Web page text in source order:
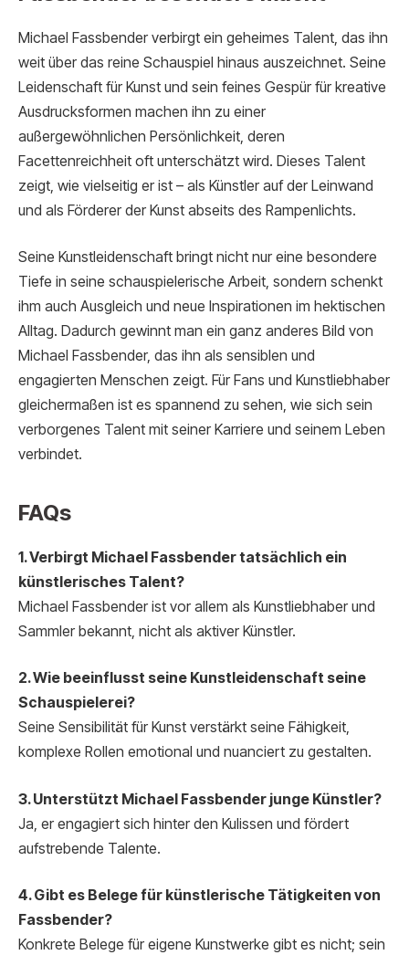
Michael Fassbender verbirgt ein geheimes Talent, das ihn
weit über das reine Schauspiel hinaus auszeichnet. Seine
Leidenschaft für Kunst und sein feines Gespür für kreative
Ausdrucksformen machen ihn zu einer
außergewöhnlichen Persönlichkeit, deren
Facettenreichheit oft unterschätzt wird. Dieses Talent
zeigt, wie vielseitig er ist – als Künstler auf der Leinwand
und als Förderer der Kunst abseits des Rampenlichts.
Seine Kunstleidenschaft bringt nicht nur eine besondere
Tiefe in seine schauspielerische Arbeit, sondern schenkt
ihm auch Ausgleich und neue Inspirationen im hektischen
Alltag. Dadurch gewinnt man ein ganz anderes Bild von
Michael Fassbender, das ihn als sensiblen und
engagierten Menschen zeigt. Für Fans und Kunstliebhaber
gleichermaßen ist es spannend zu sehen, wie sich sein
verborgenes Talent mit seiner Karriere und seinem Leben
verbindet.
FAQs
1. Verbirgt Michael Fassbender tatsächlich ein
künstlerisches Talent?
Michael Fassbender ist vor allem als Kunstliebhaber und
Sammler bekannt, nicht als aktiver Künstler.
2. Wie beeinflusst seine Kunstleidenschaft seine
Schauspielerei?
Seine Sensibilität für Kunst verstärkt seine Fähigkeit,
komplexe Rollen emotional und nuanciert zu gestalten.
3. Unterstützt Michael Fassbender junge Künstler?
Ja, er engagiert sich hinter den Kulissen und fördert
aufstrebende Talente.
4. Gibt es Belege für künstlerische Tätigkeiten von
Fassbender?
Konkrete Belege für eigene Kunstwerke gibt es nicht; sein